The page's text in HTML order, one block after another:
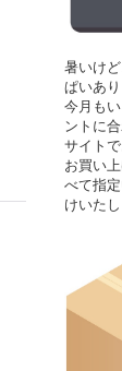
暑いけ
ぱいあ
今月も
ントに
サイトで
お買い
べて指
けいたし